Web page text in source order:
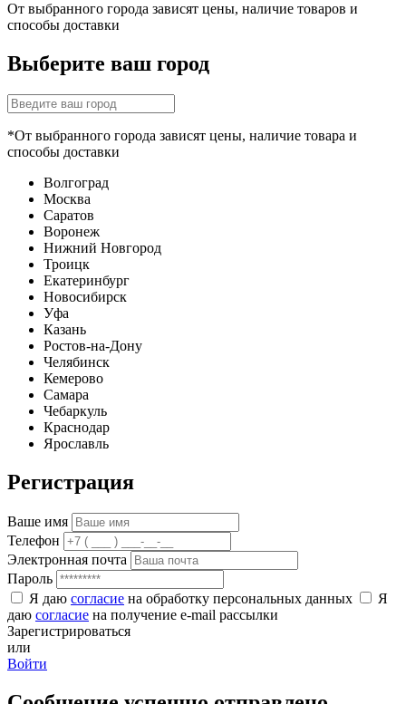
От выбранного города зависят цены, наличие товаров и
способы доставки
Выберите ваш город
*От выбранного города зависят цены, наличие товара и
способы доставки
Волгоград
Москва
Саратов
Воронеж
Нижний Новгород
Троицк
Екатеринбург
Новосибирск
Уфа
Казань
Ростов-на-Дону
Челябинск
Кемерово
Самара
Чебаркуль
Краснодар
Ярославль
Регистрация
Ваше имя
Телефон
Электронная почта
Пароль
Я даю согласие на обработку персональных данных
Я
даю согласие на получение e-mail рассылки
Зарегистрироваться
или
Войти